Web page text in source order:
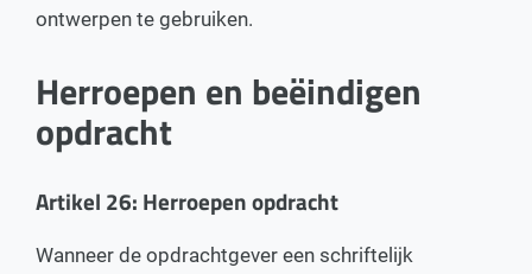
ontwerpen te gebruiken.
Herroepen en beëindigen
opdracht
Artikel 26: Herroepen opdracht
Wanneer de opdrachtgever een schriftelijk